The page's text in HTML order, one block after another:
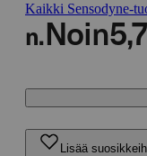
Kaikki Sensodyne-
n. Noin
Lisää